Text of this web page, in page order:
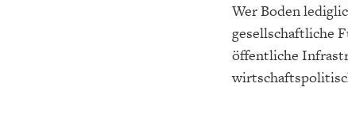
Wer Boden
gesellschaftliche
öffentliche